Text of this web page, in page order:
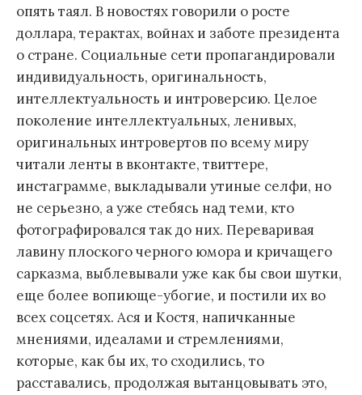
опять таял. В новостях говорили о росте
доллара, терактах, войнах и заботе президента
о стране. Социальные сети пропагандировали
индивидуальность, оригинальность,
интеллектуальность и интроверсию. Целое
поколение интеллектуальных, ленивых,
оригинальных интровертов по всему миру
читали ленты в вконтакте, твиттере,
инстаграмме, выкладывали утиные селфи, но
не серьезно, а уже стебясь над теми, кто
фотографировался так до них. Переваривая
лавину плоского черного юмора и кричащего
сарказма, выблевывали уже как бы свои шутки,
еще более вопиюще-убогие, и постили их во
всех соцсетях. Ася и Костя, напичканные
мнениями, идеалами и стремлениями,
которые, как бы их, то сходились, то
расставались, продолжая вытанцовывать это,